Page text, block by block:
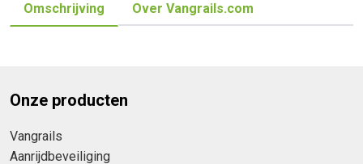
Omschrijving Over Vangrails.com
Onze producten
Vangrails
Aanrijdbeveiliging